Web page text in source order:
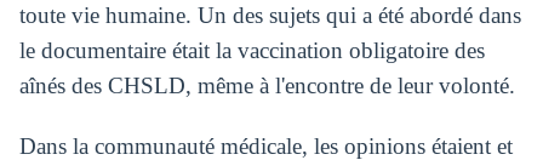
toute vie humaine. Un des sujets qui a été abordé dans
le documentaire était la vaccination obligatoire des
aînés des CHSLD, même à l'encontre de leur volonté.
Dans la communauté médicale, les opinions étaient et